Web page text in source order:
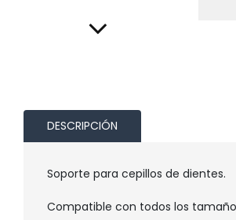
DESCRIPCIÓN
Soporte para cepillos de dientes.
Compatible con todos los